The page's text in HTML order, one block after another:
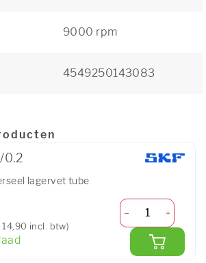
9000 rpm
4549250143083
0.2
lagervet tube
14,90 incl. btw)